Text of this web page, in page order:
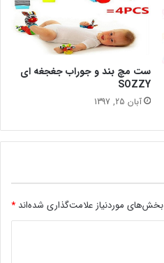
ست مچ بند و جوراب جغجغه ای
SOZZY
آبان 25, 1397
بخش‌های موردنیاز علامت‌گذاری شده‌اند *